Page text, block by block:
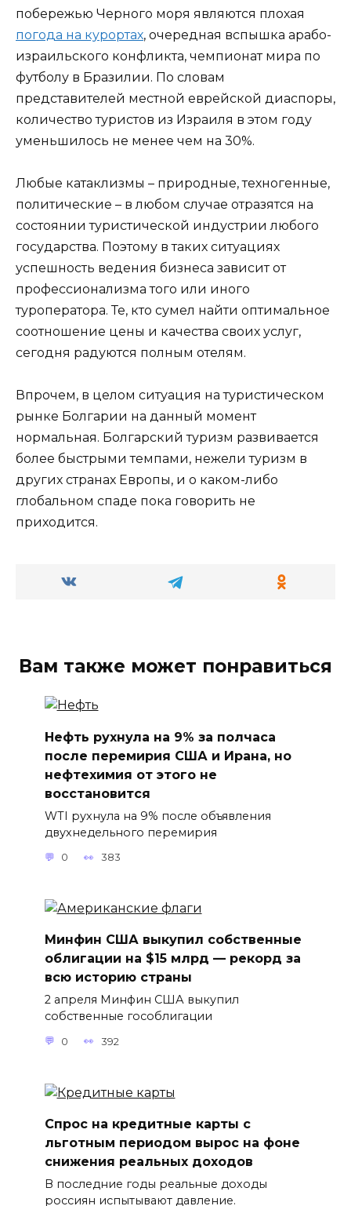
побережью Черного моря являются плохая
погода на курортах, очередная вспышка арабо-
израильского конфликта, чемпионат мира по
футболу в Бразилии. По словам
представителей местной еврейской диаспоры,
количество туристов из Израиля в этом году
уменьшилось не менее чем на 30%.
Любые катаклизмы – природные, техногенные,
политические – в любом случае отразятся на
состоянии туристической индустрии любого
государства. Поэтому в таких ситуациях
успешность ведения бизнеса зависит от
профессионализма того или иного
туроператора. Те, кто сумел найти оптимальное
соотношение цены и качества своих услуг,
сегодня радуются полным отелям.
Впрочем, в целом ситуация на туристическом
рынке Болгарии на данный момент
нормальная. Болгарский туризм развивается
более быстрыми темпами, нежели туризм в
других странах Европы, и о каком-либо
глобальном спаде пока говорить не
приходится.
Вам также может понравиться
Нефть рухнула на 9% за полчаса
после перемирия США и Ирана, но
нефтехимия от этого не
восстановится
WTI рухнула на 9% после объявления
двухнедельного перемирия
0 383
Минфин США выкупил собственные
облигации на $15 млрд — рекорд за
всю историю страны
2 апреля Минфин США выкупил
собственные гособлигации
0 392
Спрос на кредитные карты с
льготным периодом вырос на фоне
снижения реальных доходов
В последние годы реальные доходы
россиян испытывают давление.